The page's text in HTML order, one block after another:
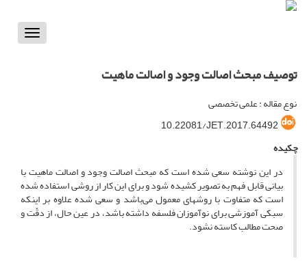
Toggle
توصیف مبحث اصالت وجود و اصالت ماهیت
نوع مقاله : علمی تخصصی
10.22081/JET.2017.64492
چکیده
در این نوشته سعی شده است که مبحث اصالت وجود و اصالت ماهیت با
بیانی قابل فهم به تصویر کشیده شود و برای این کار از روشی استفاده شده
است که متفاوت با روشهای معمول می‌باشد و سعی شده علاوه بر اینکه
سبکی آموزشی برای نوآموزان فلسفه داشته باشد، در عین حال، از دقّت و
صحت مطالب کاسته نشود.